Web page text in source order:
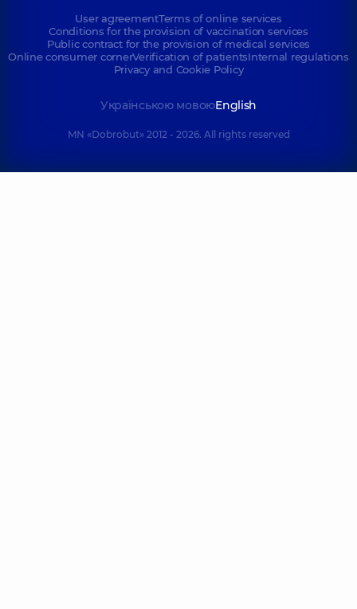
User agreementTerms of online services
Conditions for the provision of vaccination services
Public contract for the provision of medical services
Online consumer cornerVerification of patientsInternal regulations
Privacy and Cookie Policy
Українською мовоюEnglish
MN «Dobrobut» 2012 - 2026. All rights reserved